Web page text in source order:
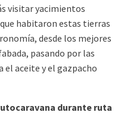
visitar yacimientos
habitaron estas tierras
desde los mejores
pasando por las
el aceite y el gazpacho
durante ruta